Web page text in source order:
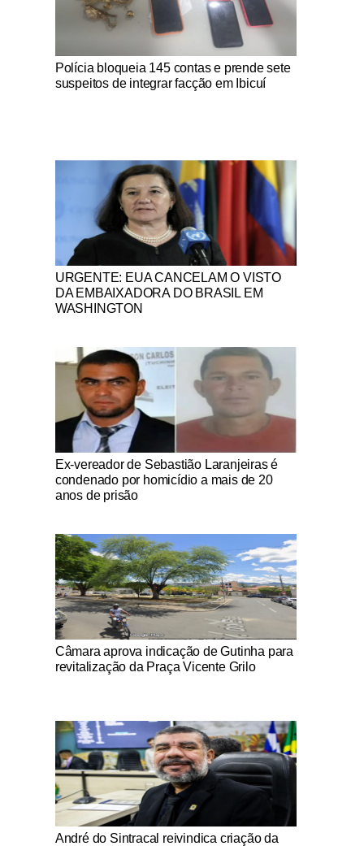
Notícias Católicas
Polícia bloqueia 145 contas e prende sete
suspeitos de integrar facção em Ibicuí
Notícias Católicas
URGENTE: EUA CANCELAM O VISTO
DA EMBAIXADORA DO BRASIL EM
WASHINGTON
Notícias Católicas
Ex-vereador de Sebastião Laranjeiras é
condenado por homicídio a mais de 20
anos de prisão
Notícias Católicas
Câmara aprova indicação de Gutinha para
revitalização da Praça Vicente Grilo
Notícias Católicas
André do Sintracal reivindica criação da